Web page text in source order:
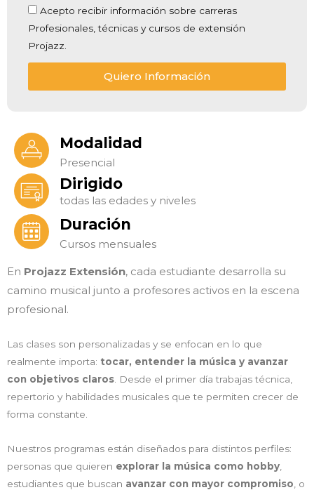
Modalidad
Presencial
Dirigido
todas las edades y niveles
Duración
Cursos mensuales
En Projazz Extensión, cada estudiante desarrolla su
camino musical junto a profesores activos en la escena
profesional.
Las clases son personalizadas y se enfocan en lo que
realmente importa: tocar, entender la música y avanzar
con objetivos claros . Desde el primer día trabajas técnica,
repertorio y habilidades musicales que te permiten crecer de
forma constante.
Nuestros programas están diseñados para distintos perfiles:
personas que quieren explorar la música como hobby
estudiantes que buscan avanzar con mayor compromiso , o
Acepto recibir información sobre carreras
Profesionales, técnicas y cursos de extensión
Projazz.
Quiero Información